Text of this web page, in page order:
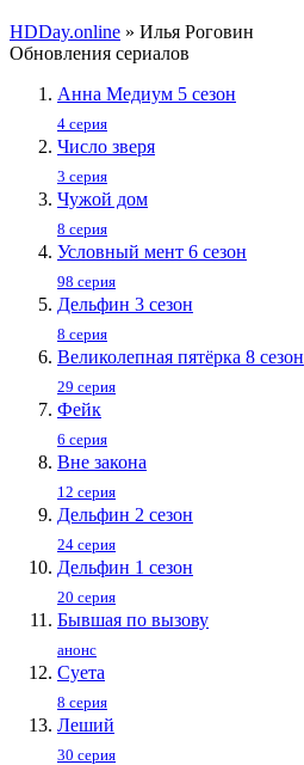
HDDay.online » Илья Роговин
Обновления сериалов
Анна Медиум 5 сезон
4 серия
Число зверя
3 серия
Чужой дом
8 серия
Условный мент 6 сезон
98 серия
Дельфин 3 сезон
8 серия
Великолепная пятёрка 8 сезон
29 серия
Фейк
6 серия
Вне закона
12 серия
Дельфин 2 сезон
24 серия
Дельфин 1 сезон
20 серия
Бывшая по вызову
анонс
Суета
8 серия
Леший
30 серия